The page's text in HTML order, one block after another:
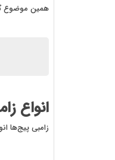
همین موضوع
انواع
زامبی پیج‌ها